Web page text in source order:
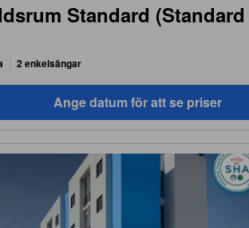
Standard
2 enkelsängar
Ange datum för att se priser